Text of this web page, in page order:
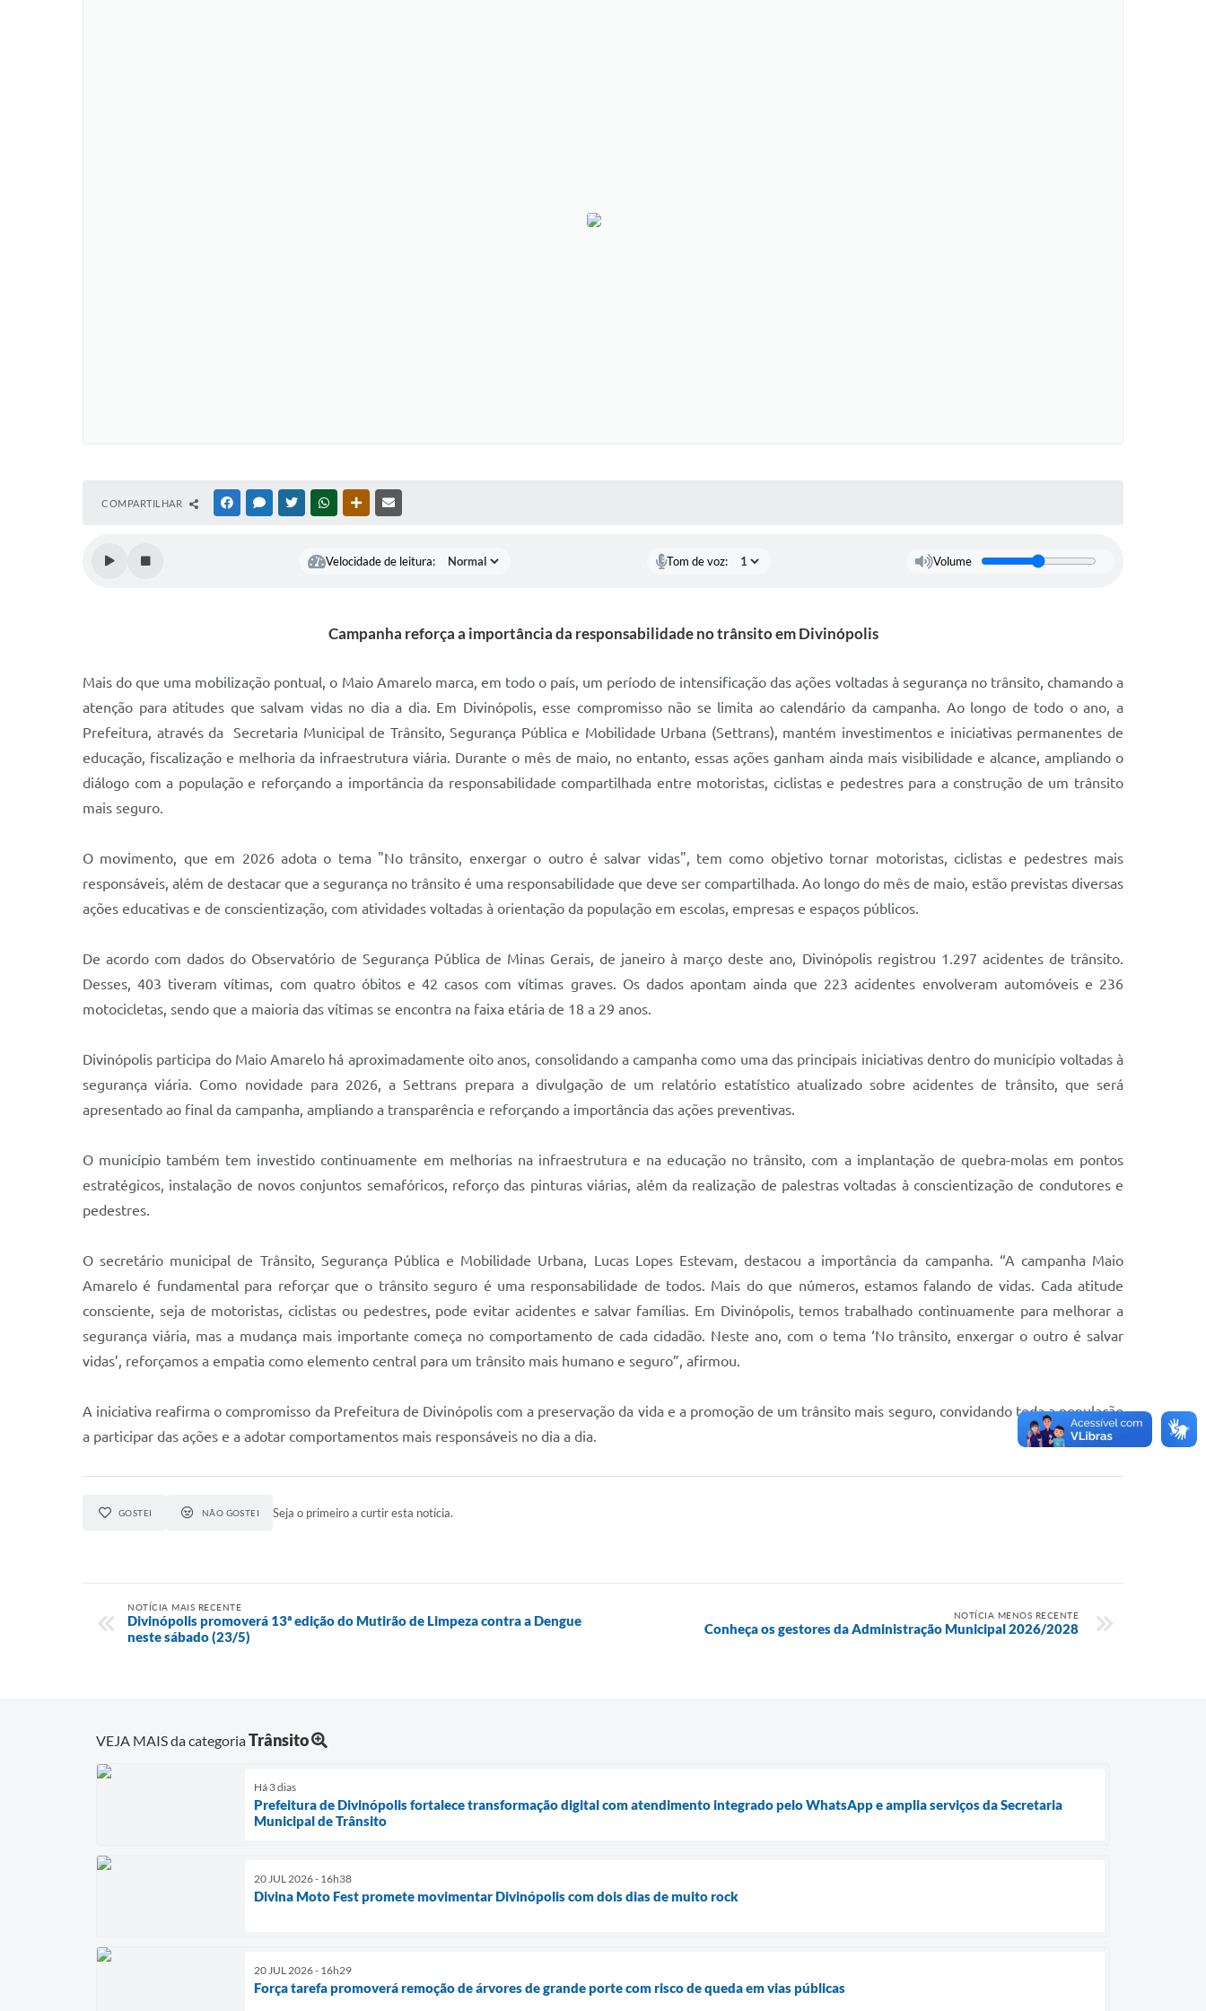
COMPARTILHAR FACEBOOKMESSENGER
TWITTERWHATSAPPOUTRAS MÍDIAS
Velocidade de leitura: Tom de voz: Volume
Campanha reforça a importância da responsabilidade no trânsito em Divinópolis
Mais do que uma mobilização pontual, o Maio Amarelo marca, em todo o país, um período de intensificação das ações voltadas à segurança no trânsito, chamando a
atenção para atitudes que salvam vidas no dia a dia. Em Divinópolis, esse compromisso não se limita ao calendário da campanha. Ao longo de todo o ano, a
Prefeitura, através da Secretaria Municipal de Trânsito, Segurança Pública e Mobilidade Urbana (Settrans), mantém investimentos e iniciativas permanentes de
educação, fiscalização e melhoria da infraestrutura viária. Durante o mês de maio, no entanto, essas ações ganham ainda mais visibilidade e alcance, ampliando o
diálogo com a população e reforçando a importância da responsabilidade compartilhada entre motoristas, ciclistas e pedestres para a construção de um trânsito
mais seguro.
O movimento, que em 2026 adota o tema "No trânsito, enxergar o outro é salvar vidas", tem como objetivo tornar motoristas, ciclistas e pedestres mais
responsáveis, além de destacar que a segurança no trânsito é uma responsabilidade que deve ser compartilhada. Ao longo do mês de maio, estão previstas diversas
ações educativas e de conscientização, com atividades voltadas à orientação da população em escolas, empresas e espaços públicos.
De acordo com dados do Observatório de Segurança Pública de Minas Gerais, de janeiro à março deste ano, Divinópolis registrou 1.297 acidentes de trânsito.
Desses, 403 tiveram vítimas, com quatro óbitos e 42 casos com vítimas graves. Os dados apontam ainda que 223 acidentes envolveram automóveis e 236
motocicletas, sendo que a maioria das vítimas se encontra na faixa etária de 18 a 29 anos.
Divinópolis participa do Maio Amarelo há aproximadamente oito anos, consolidando a campanha como uma das principais iniciativas dentro do município voltadas à
segurança viária. Como novidade para 2026, a Settrans prepara a divulgação de um relatório estatístico atualizado sobre acidentes de trânsito, que será
apresentado ao final da campanha, ampliando a transparência e reforçando a importância das ações preventivas.
O município também tem investido continuamente em melhorias na infraestrutura e na educação no trânsito, com a implantação de quebra-molas em pontos
estratégicos, instalação de novos conjuntos semafóricos, reforço das pinturas viárias, além da realização de palestras voltadas à conscientização de condutores e
pedestres.
O secretário municipal de Trânsito, Segurança Pública e Mobilidade Urbana, Lucas Lopes Estevam, destacou a importância da campanha. “A campanha Maio
Amarelo é fundamental para reforçar que o trânsito seguro é uma responsabilidade de todos. Mais do que números, estamos falando de vidas. Cada atitude
consciente, seja de motoristas, ciclistas ou pedestres, pode evitar acidentes e salvar famílias. Em Divinópolis, temos trabalhado continuamente para melhorar a
segurança viária, mas a mudança mais importante começa no comportamento de cada cidadão. Neste ano, com o tema ‘No trânsito, enxergar o outro é salvar
vidas’, reforçamos a empatia como elemento central para um trânsito mais humano e seguro”, afirmou.
A iniciativa reafirma o compromisso da Prefeitura de Divinópolis com a preservação da vida e a promoção de um trânsito mais seguro, convidando toda a população
a participar das ações e a adotar comportamentos mais responsáveis no dia a dia.
GOSTEI NÃO GOSTEI Seja o primeiro a curtir esta notícia.
NOTÍCIA MAIS RECENTE
Divinópolis promoverá 13ª edição do Mutirão de Limpeza contra a Dengue
neste sábado (23/5)
NOTÍCIA MENOS RECENTE
Conheça os gestores da Administração Municipal 2026/2028
VEJA MAIS da categoriaTrânsito
Há 3 dias
Prefeitura de Divinópolis fortalece transformação digital com atendimento integrado pelo WhatsApp e amplia serviços da Secretaria
Municipal de Trânsito
20 JUL 2026 - 16h38
Divina Moto Fest promete movimentar Divinópolis com dois dias de muito rock
20 JUL 2026 - 16h29
Força tarefa promoverá remoção de árvores de grande porte com risco de queda em vias públicas